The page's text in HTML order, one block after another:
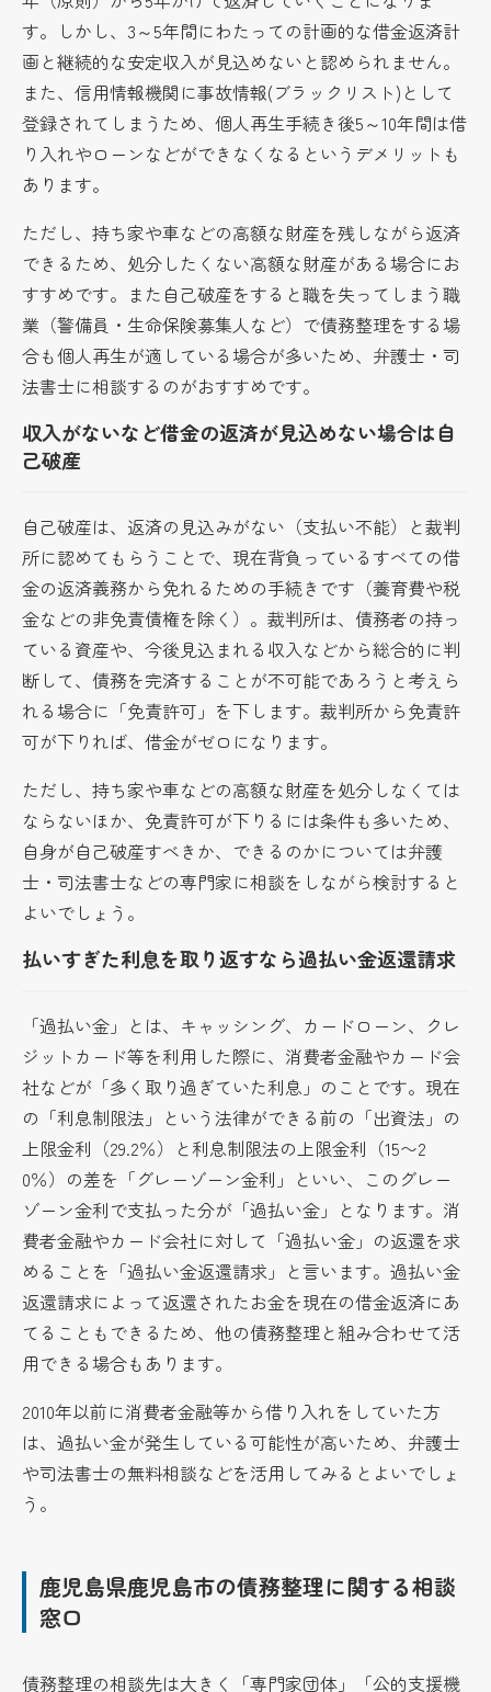
す。しかし、3～5年間にわたっての計画的な借金返済計
画と継続的な安定収入が見込めないと認められません。
また、信用情報機関に事故情報(ブラックリスト)として
登録されてしまうため、個人再生手続き後5～10年間は借
り入れやローンなどができなくなるというデメリットも
あります。
ただし、持ち家や車などの高額な財産を残しながら返済
できるため、処分したくない高額な財産がある場合にお
すすめです。また自己破産をすると職を失ってしまう職
業（警備員・生命保険募集人など）で債務整理をする場
合も個人再生が適している場合が多いため、弁護士・司
法書士に相談するのがおすすめです。
収入がないなど借金の返済が見込めない場合は自
己破産
自己破産は、返済の見込みがない（支払い不能）と裁判
所に認めてもらうことで、現在背負っているすべての借
金の返済義務から免れるための手続きです（養育費や税
金などの非免責債権を除く）。裁判所は、債務者の持っ
ている資産や、今後見込まれる収入などから総合的に判
断して、債務を完済することが不可能であろうと考えら
れる場合に「免責許可」を下します。裁判所から免責許
可が下りれば、借金がゼロになります。
ただし、持ち家や車などの高額な財産を処分しなくては
ならないほか、免責許可が下りるには条件も多いため、
自身が自己破産すべきか、できるのかについては弁護
士・司法書士などの専門家に相談をしながら検討すると
よいでしょう。
払いすぎた利息を取り返すなら過払い金返還請求
「過払い金」とは、キャッシング、カードローン、クレ
ジットカード等を利用した際に、消費者金融やカード会
社などが「多く取り過ぎていた利息」のことです。現在
の「利息制限法」という法律ができる前の「出資法」の
上限金利（29.2％）と利息制限法の上限金利（15〜2
0％）の差を「グレーゾーン金利」といい、このグレー
ゾーン金利で支払った分が「過払い金」となります。消
費者金融やカード会社に対して「過払い金」の返還を求
めることを「過払い金返還請求」と言います。過払い金
返還請求によって返還されたお金を現在の借金返済にあ
てることもできるため、他の債務整理と組み合わせて活
用できる場合もあります。
2010年以前に消費者金融等から借り入れをしていた方
は、過払い金が発生している可能性が高いため、弁護士
や司法書士の無料相談などを活用してみるとよいでしょ
う。
鹿児島県鹿児島市の債務整理に関する相談
窓口
債務整理の相談先は大きく「専門家団体」「公的支援機